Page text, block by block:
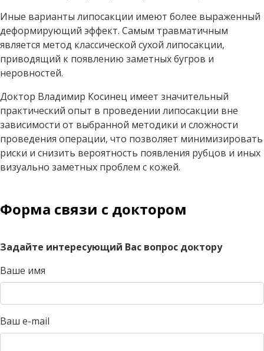
Иные варианты липосакции имеют более выраженный
деформирующий эффект. Самым травматичным
является метод классической сухой липосакции,
приводящий к появлению заметных бугров и
неровностей.
Доктор Владимир Косинец имеет значительный
практический опыт в проведении липосакции вне
зависимости от выбранной методики и сложности
проведения операции, что позволяет минимизировать
риски и снизить вероятность появления рубцов и иных
визуально заметных проблем с кожей.
Форма связи с доктором
Задайте интересующий Вас вопрос доктору
Ваше имя
Ваш e-mail